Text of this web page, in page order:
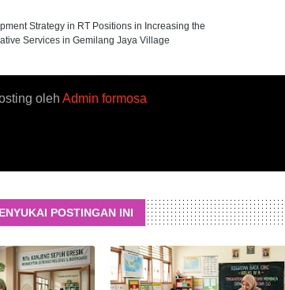
Strategy in RT Positions in Increasing the
Services in Gemilang Jaya Village
oleh Admin formosa
POSTINGAN INI